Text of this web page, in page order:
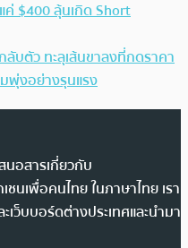
$400 ลุ้นเกิด Short
ตัว ทะลุเส้นขาลงที่กดราคา
พุ่งอย่างรุนแรง
นอสารเกี่ยวกับ
นเพื่อคนไทย ในภาษาไทย เรา
ว็บบอร์ดต่างประเทศและนำมา